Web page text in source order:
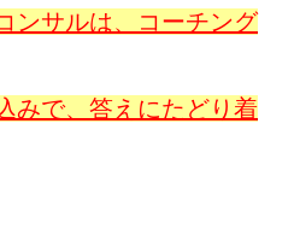
ンサルは、コーチング
みで、答えにたどり着